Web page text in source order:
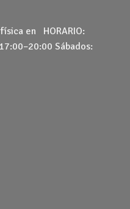
en HORARIO:
Sábados: